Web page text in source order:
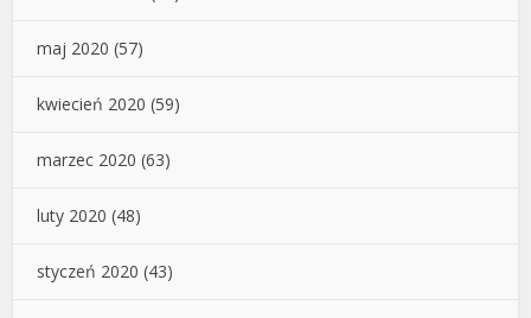
maj 2020 (57)
kwiecień 2020 (59)
marzec 2020 (63)
luty 2020 (48)
styczeń 2020 (43)